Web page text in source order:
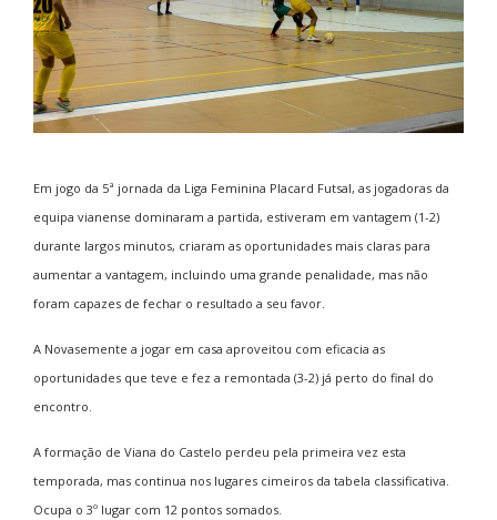
Em jogo da 5ª jornada da Liga Feminina Placard Futsal, as jogadoras da
equipa vianense dominaram a partida, estiveram em vantagem (1-2)
durante largos minutos, criaram as oportunidades mais claras para
aumentar a vantagem, incluindo uma grande penalidade, mas não
foram capazes de fechar o resultado a seu favor.
A Novasemente a jogar em casa aproveitou com eficacia as
oportunidades que teve e fez a remontada (3-2) já perto do final do
encontro.
A formação de Viana do Castelo perdeu pela primeira vez esta
temporada, mas continua nos lugares cimeiros da tabela classificativa.
Ocupa o 3º lugar com 12 pontos somados.